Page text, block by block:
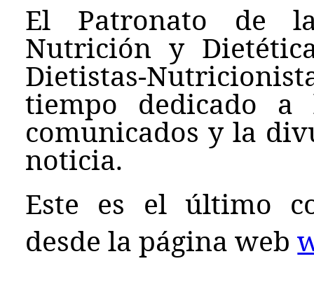
El Patronato de
Nutrición y
Dietistas-
tiempo dedicado
comunicados y la
noticia.
Este es el último
desde la página web